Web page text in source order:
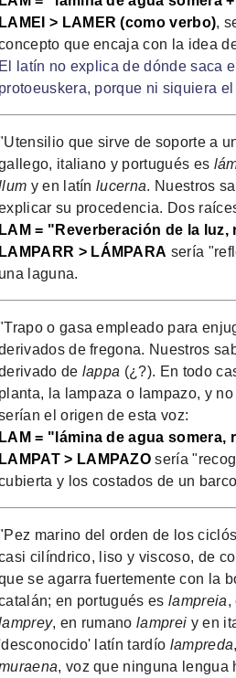
LAMEI > LAMER (como verbo),
que encaja con la idea
El latín no explica de dónde saca
protoeuskera, porque ni siquiera
que sirve de soporte a
italiano y portugués es
y en latínlucerna. Nuestros
su procedencia. Dos
LAM = "Reverberación de la
LAMPARR > LÁMPARA sería
una laguna.
o gasa empleado para
de fregona. Nuestros
de lappa (¿?). En todo
planta, la lampaza o lampazo, y
el origen de esta voz:
LAM = "lámina de agua
LAMPAT > LAMPAZO sería
y los costados de un
marino del orden de los
cilíndrico, liso y viscoso, de
se agarra fuertemente con la
en portugués eslampreia,
, en rumanolamprei y en
latín tardío lampreda
, voz que ninguna lengua